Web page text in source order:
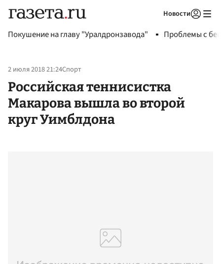
Новости
Покушение на главу "Уралдронзавода" Проблемы с
2 июля 2018 21:24Спорт
Российская теннисистка
Макарова вышла во второй
круг Уимблдона